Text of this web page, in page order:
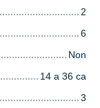
2
6
Non
14 a 36 ca
3